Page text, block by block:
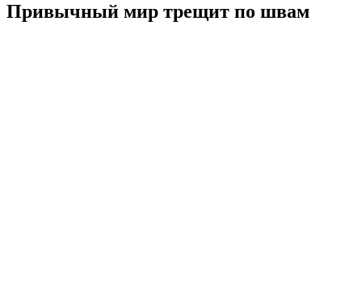
Привычный мир трещит по швам